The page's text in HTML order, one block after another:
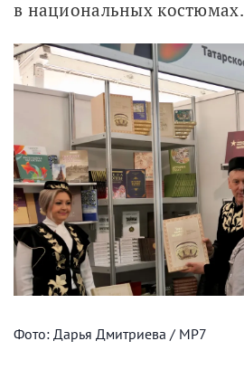
в национальных костюмах.
Фото: Дарья Дмитриева / МР7